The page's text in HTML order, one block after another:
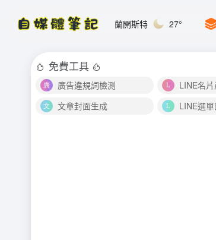
蘭開斯特 27°
免費工具
廣告違規詞檢測 LINE名
文章封面生成
LINE選單